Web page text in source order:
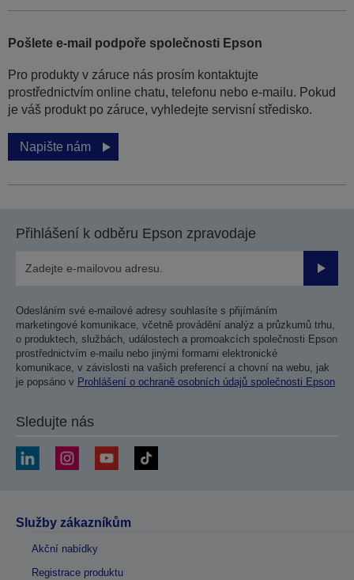
Pošlete e-mail podpoře společnosti Epson
Pro produkty v záruce nás prosím kontaktujte
prostřednictvím online chatu, telefonu nebo e-mailu. Pokud
je váš produkt po záruce, vyhledejte servisní středisko.
Napište nám
Přihlášení k odběru Epson zpravodaje
Odesláním své e-mailové adresy souhlasíte s přijímáním
marketingové komunikace, včetně provádění analýz a průzkumů trhu,
o produktech, službách, událostech a promoakcích společnosti Epson
prostřednictvím e-mailu nebo jinými formami elektronické
komunikace, v závislosti na vašich preferencí a chovní na webu, jak
je popsáno v Prohlášení o ochraně osobních údajů společnosti Epson
Sledujte nás
Služby zákazníkům
Akční nabídky
Registrace produktu